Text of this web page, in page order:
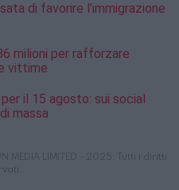
di favorire l’immigrazione
milioni per rafforzare
vittime
il 15 agosto: sui social
massa